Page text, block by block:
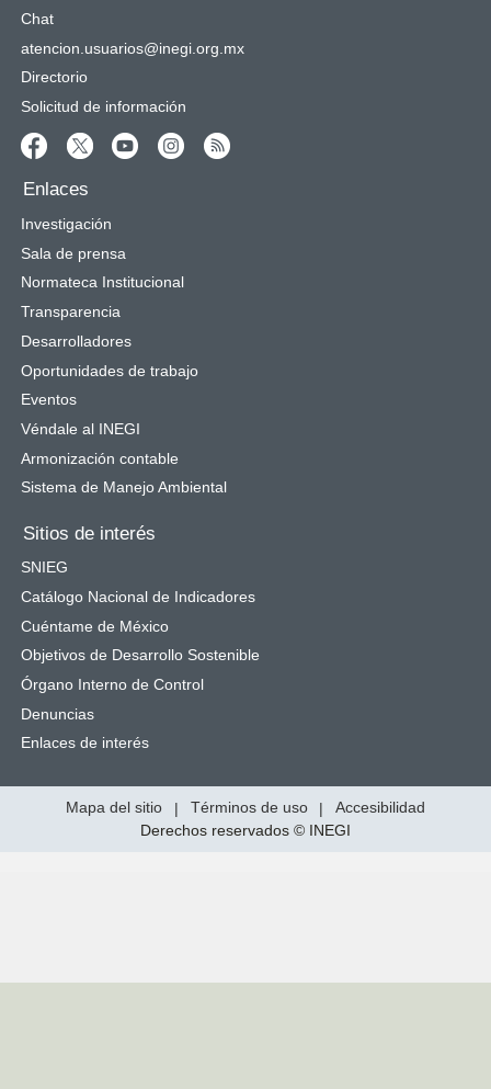
Chat
atencion.usuarios@inegi.org.mx
Directorio
Solicitud de información
Enlaces
Investigación
Sala de prensa
Normateca Institucional
Transparencia
Desarrolladores
Oportunidades de trabajo
Eventos
Véndale al INEGI
Armonización contable
Sistema de Manejo Ambiental
Sitios de interés
SNIEG
Catálogo Nacional de Indicadores
Cuéntame de México
Objetivos de Desarrollo Sostenible
Órgano Interno de Control
Denuncias
Enlaces de interés
Mapa del sitio | Términos de uso |
Accesibilidad
Derechos reservados © INEGI